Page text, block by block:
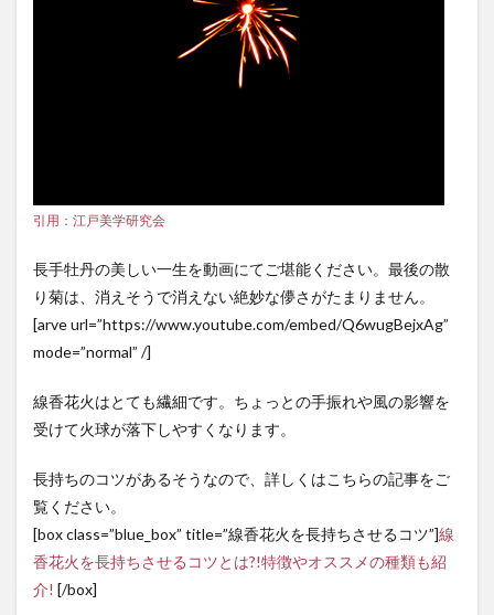
引用：江戸美学研究会
長手牡丹の美しい一生を動画にてご堪能ください。最後の散
り菊は、消えそうで消えない絶妙な儚さがたまりません。
[arve url=”https://www.youtube.com/embed/Q6wugBejxAg”
mode=”normal” /]
線香花火はとても繊細です。ちょっとの手振れや風の影響を
受けて火球が落下しやすくなります。
長持ちのコツがあるそうなので、詳しくはこちらの記事をご
覧ください。
[box class=”blue_box” title=”線香花火を長持ちさせるコツ”]線
香花火を長持ちさせるコツとは?!特徴やオススメの種類も紹
介! [/box]